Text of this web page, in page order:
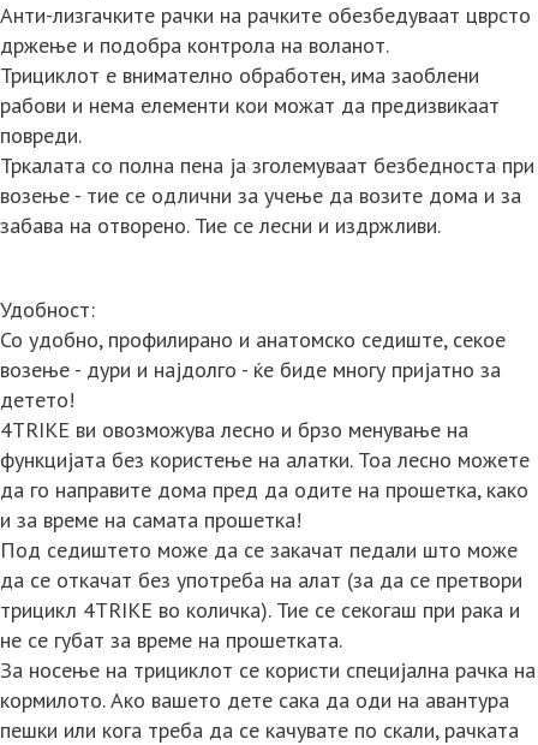
Анти-лизгачките рачки на рачките обезбедуваат цврсто
држење и подобра контрола на воланот.
Трициклот е внимателно обработен, има заоблени
рабови и нема елементи кои можат да предизвикаат
повреди.
Тркалата со полна пена ја зголемуваат безбедноста при
возење - тие се одлични за учење да возите дома и за
забава на отворено. Тие се лесни и издржливи.
Удобност:
Со удобно, профилирано и анатомско седиште, секое
возење - дури и најдолго - ќе биде многу пријатно за
детето!
4TRIKE ви овозможува лесно и брзо менување на
функцијата без користење на алатки. Тоа лесно можете
да го направите дома пред да одите на прошетка, како
и за време на самата прошетка!
Под седиштето може да се закачат педали што може
да се откачат без употреба на алат (за да се претвори
трицикл 4TRIKE во количка). Тие се секогаш при рака и
не се губат за време на прошетката.
За носење на трициклот се користи специјална рачка на
кормилото. Ако вашето дете сака да оди на авантура
пешки или кога треба да се качувате по скали, рачката